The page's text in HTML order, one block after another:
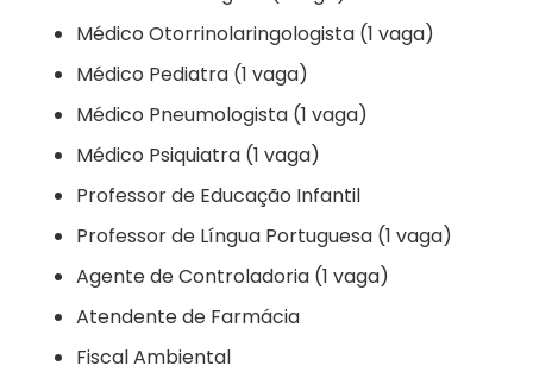
Médico Otorrinolaringologista (1 vaga)
Médico Pediatra (1 vaga)
Médico Pneumologista (1 vaga)
Médico Psiquiatra (1 vaga)
Professor de Educação Infantil
Professor de Língua Portuguesa (1 vaga)
Agente de Controladoria (1 vaga)
Atendente de Farmácia
Fiscal Ambiental